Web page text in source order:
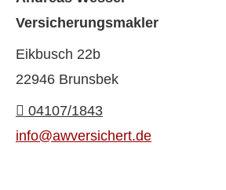
Ver­sicherungs­makler
Eikbusch 22b
22946 Brunsbek
04107/1843
info@awversichert.de